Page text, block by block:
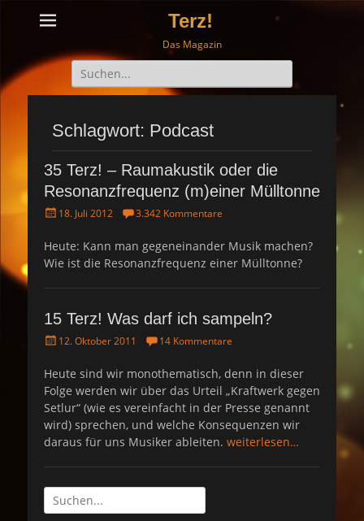
Terz!
Das Magazin
Suche
nach:
Schlagwort: Podcast
35 Terz! – Raumakustik oder die
Resonanzfrequenz (m)einer Mülltonne
P
s
t
e
d
n
18. Juli 2012 3.342 Kommentare
Heute: Kann man gegeneinander Musik machen?
Wie ist die Resonanzfrequenz einer Mülltonne?
15 Terz! Was darf ich sampeln?
P
s
t
e
d
o
n
12. Oktober 2011 14 Kommentare
Heute sind wir monothematisch, denn in dieser
Folge werden wir über das Urteil „Kraftwerk gegen
Setlur“ (wie es vereinfacht in der Presse genannt
wird) sprechen, und welche Konsequenzen wir
daraus für uns Musiker ableiten. weiterlesen…
Suche
nach: